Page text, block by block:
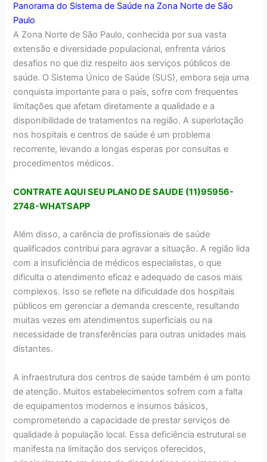
Panorama do Sistema de Saúde na Zona Norte de São
Paulo
A Zona Norte de São Paulo, conhecida por sua vasta
extensão e diversidade populacional, enfrenta vários
desafios no que diz respeito aos serviços públicos de
saúde. O Sistema Único de Saúde (SUS), embora seja uma
conquista importante para o país, sofre com frequentes
limitações que afetam diretamente a qualidade e a
disponibilidade de tratamentos na região. A superlotação
nos hospitais e centros de saúde é um problema
recorrente, levando a longas esperas por consultas e
procedimentos médicos.
CONTRATE AQUI SEU PLANO DE SAUDE (11)95956-
2748-WHATSAPP
Além disso, a carência de profissionais de saúde
qualificados contribui para agravar a situação. A região lida
com a insuficiência de médicos especialistas, o que
dificulta o atendimento eficaz e adequado de casos mais
complexos. Isso se reflete na dificuldade dos hospitais
públicos em gerenciar a demanda crescente, resultando
muitas vezes em atendimentos superficiais ou na
necessidade de transferências para outras unidades mais
distantes.
A infraestrutura dos centros de saúde também é um ponto
de atenção. Muitos estabelecimentos sofrem com a falta
de equipamentos modernos e insumos básicos,
comprometendo a capacidade de prestar serviços de
qualidade à população local. Essa deficiência estrutural se
manifesta na limitação dos serviços oferecidos,